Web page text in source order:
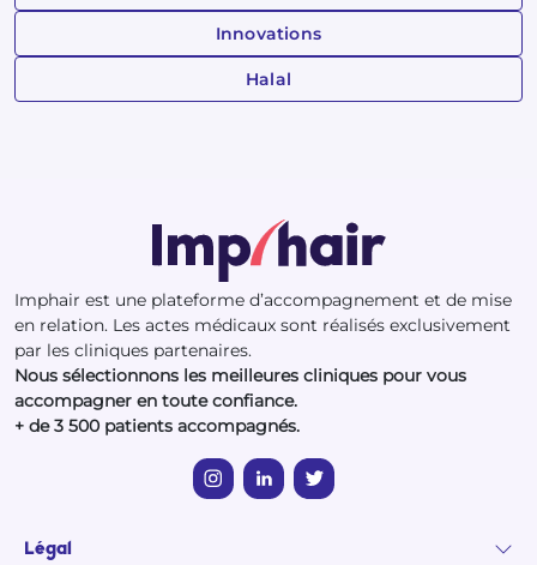
Innovations
Halal
Imphair est une plateforme d’accompagnement et de mise
en relation. Les actes médicaux sont réalisés exclusivement
par les cliniques partenaires.
Nous sélectionnons les meilleures cliniques pour vous
accompagner en toute confiance.
+ de 3 500 patients accompagnés.
Légal